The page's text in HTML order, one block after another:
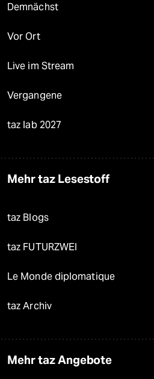
Demnächst
Vor Ort
Live im Stream
Vergangene
taz lab 2027
Mehr taz Lesestoff
taz Blogs
taz FUTURZWEI
Le Monde diplomatique
taz Archiv
Mehr taz Angebote